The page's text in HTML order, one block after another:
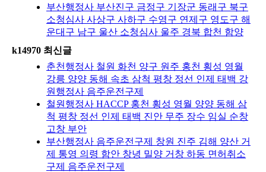
부산행정사 부산진구 금정구 기장군 동래구 북구
소청심사 사상구 사하구 수영구 연제구 영도구 해
운대구 남구 울산 소청심사 울주 경북 합천 함양
k14970 최신글
춘천행정사 철원 화천 양구 원주 홍천 횡성 영월
강릉 양양 동해 속초 삼척 평창 정선 인제 태백 강
원행정사 음주운전구제
철원행정사 HACCP 홍천 횡성 영월 양양 동해 삼
척 평창 정선 인제 태백 진안 무주 장수 임실 순창
고창 부안
부산행정사 음주운전구제 창원 진주 김해 양산 거
제 통영 의령 함안 창녕 밀양 거창 하동 면허취소
구제 음주운전구제